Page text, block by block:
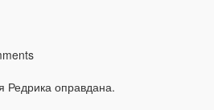
Редрика оправдана.